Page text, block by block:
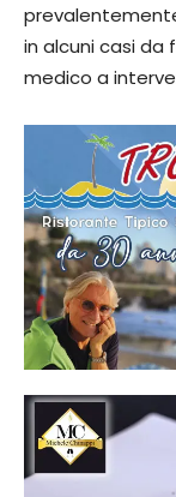
in alcuni casi da
medico a